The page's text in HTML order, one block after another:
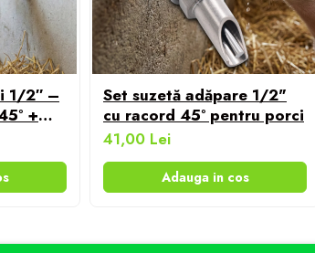
pot fi modificate de către
1/2″ –
+
Set suzetă adăpare 1/2"
cu racord 45° pentru porci
41,00 Lei
Adauga in cos